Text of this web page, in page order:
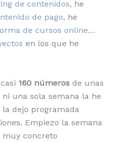
de contenidos, he
de pago, he
de cursos online…
en los que he
160 númerosde unas
una sola semana la he
dejo programada
Empiezo la semana
muy concreto